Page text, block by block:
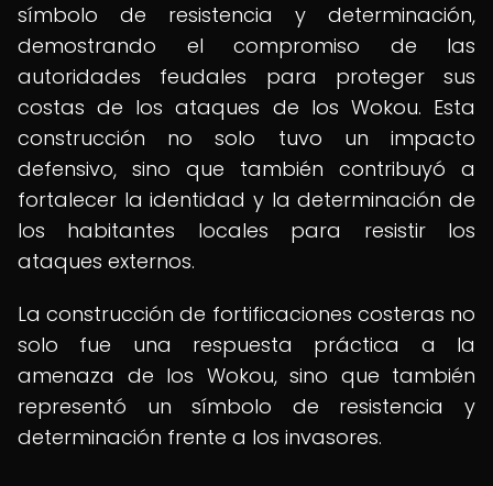
símbolo de resistencia y determinación,
demostrando el compromiso de las
autoridades feudales para proteger sus
costas de los ataques de los Wokou. Esta
construcción no solo tuvo un impacto
defensivo, sino que también contribuyó a
fortalecer la identidad y la determinación de
los habitantes locales para resistir los
ataques externos.
La construcción de fortificaciones costeras no
solo fue una respuesta práctica a la
amenaza de los Wokou, sino que también
representó un símbolo de resistencia y
determinación frente a los invasores.